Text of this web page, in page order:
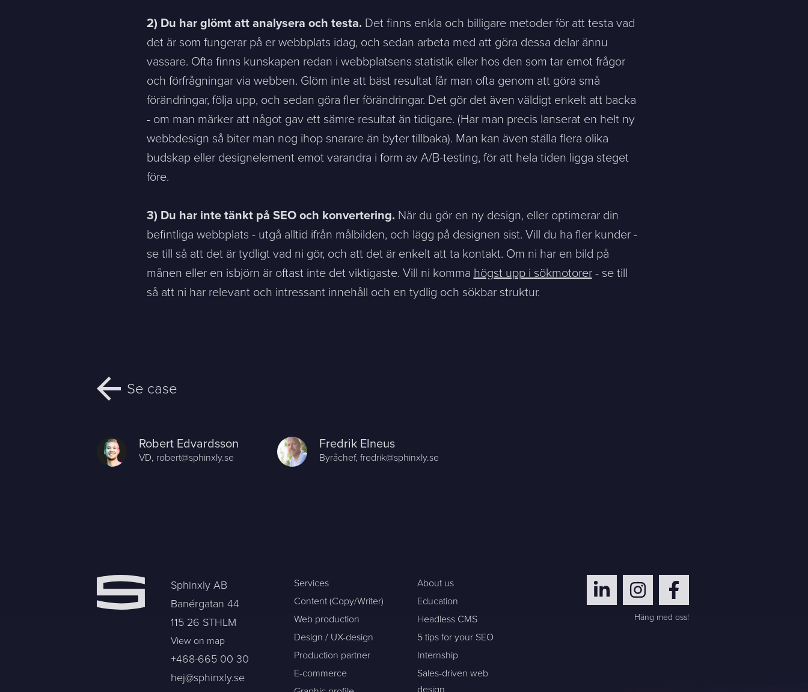
Career at Sphinxly
Internship / Practical
training
2) Du har glömt att analysera och testa. Det finns enkla och billigare metoder för att testa vad
det är som fungerar på er webbplats idag, och sedan arbeta med att göra dessa delar ännu
vassare. Ofta finns kunskapen redan i webbplatsens statistik eller hos den som tar emot frågor
och förfrågningar via webben. Glöm inte att bäst resultat får man ofta genom att göra små
förändringar, följa upp, och sedan göra fler förändringar. Det gör det även väldigt enkelt att backa
- om man märker att något gav ett sämre resultat än tidigare. (Har man precis lanserat en helt ny
webbdesign så biter man nog ihop snarare än byter tillbaka). Man kan även ställa flera olika
budskap eller designelement emot varandra i form av A/B-testing, för att hela tiden ligga steget
före.
3) Du har inte tänkt på SEO och konvertering. När du gör en ny design, eller optimerar din
befintliga webbplats - utgå alltid ifrån målbilden, och lägg på designen sist. Vill du ha fler kunder -
se till så att det är tydligt vad ni gör, och att det är enkelt att ta kontakt. Om ni har en bild på
månen eller en isbjörn är oftast inte det viktigaste. Vill ni kommahögst upp i sökmotorer- se till
så att ni har relevant och intressant innehåll och en tydlig och sökbar struktur.
Se case
Robert Edvardsson
VD, robert@sphinxly.se
Fredrik Elneus
Byråchef,fredrik@sphinxly.se
Sphinxly AB
Banérgatan 44
115 26 STHLM
View on map
+468-665 00 30
hej@sphinxly.se
Services
Content (Copy/Writer)
Web production
Design / UX-design
Production partner
E-commerce
About us
Education
Headless CMS
5 tips for your SEO
Internship
Sales-driven web
Häng med oss!